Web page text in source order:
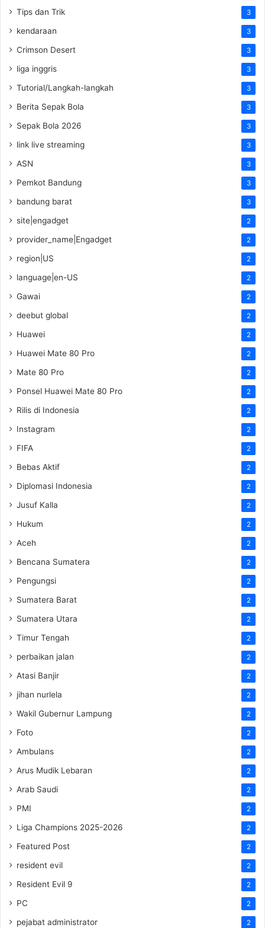
Tips dan Trik 3
kendaraan 3
Crimson Desert 3
liga inggris 3
Tutorial/Langkah-langkah 3
Berita Sepak Bola 3
Sepak Bola 2026 3
link live streaming 3
ASN 3
Pemkot Bandung 3
bandung barat 3
site|engadget 2
provider_name|Engadget 2
region|US 2
language|en-US 2
Gawai 2
deebut global 2
Huawei 2
Huawei Mate 80 Pro 2
Mate 80 Pro 2
Ponsel Huawei Mate 80 Pro 2
Rilis di Indonesia 2
Instagram 2
FIFA 2
Bebas Aktif 2
Diplomasi Indonesia 2
Jusuf Kalla 2
Hukum 2
Aceh 2
Bencana Sumatera 2
Pengungsi 2
Sumatera Barat 2
Sumatera Utara 2
Timur Tengah 2
perbaikan jalan 2
Atasi Banjir 2
jihan nurlela 2
Wakil Gubernur Lampung 2
Foto 2
Ambulans 2
Arus Mudik Lebaran 2
Arab Saudi 2
PMI 2
Liga Champions 2025-2026 2
Featured Post 2
resident evil 2
Resident Evil 9 2
PC 2
pejabat administrator 2